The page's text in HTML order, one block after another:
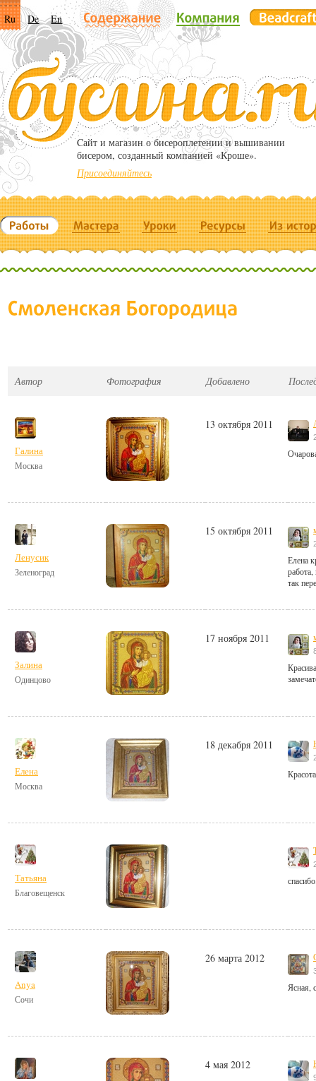
Ru De En
Cайт и магазин о бисероплетении и вышивании
бисером, созданный компанией «Кроше».
Присоединяйтесь
Автор Фотография Добавлено
Галина
Москва
13 октября 2011
Ленусик
Зеленоград
15 октября 2011
Елена
так
Залина
Одинцово
17 ноября 2011
Елена
Москва
18 декабря 2011
Татьяна
Благовещенск
Anya
Сочи
26 марта 2012
Ясная,
4 мая 2012